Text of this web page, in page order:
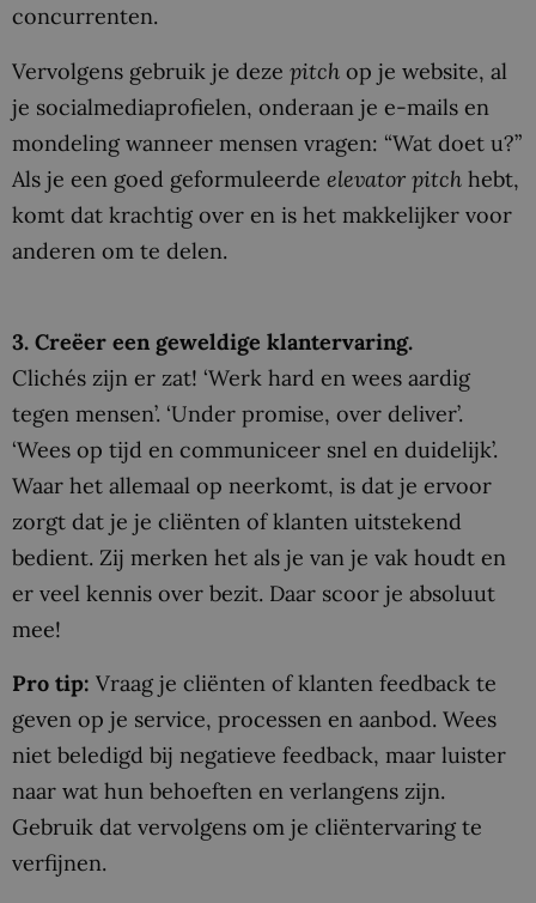
concurrenten.
Vervolgens gebruik je deze pitch op je website, al
je socialmediaprofielen, onderaan je e-mails en
mondeling wanneer mensen vragen: “Wat doet u?”
Als je een goed geformuleerde elevator pitch hebt,
komt dat krachtig over en is het makkelijker voor
anderen om te delen.
3. Creëer een geweldige klantervaring.
Clichés zijn er zat! ‘Werk hard en wees aardig
tegen mensen’. ‘Under promise, over deliver’.
‘Wees op tijd en communiceer snel en duidelijk’.
Waar het allemaal op neerkomt, is dat je ervoor
zorgt dat je je cliënten of klanten uitstekend
bedient. Zij merken het als je van je vak houdt en
er veel kennis over bezit. Daar scoor je absoluut
mee!
Pro tip: Vraag je cliënten of klanten feedback te
geven op je service, processen en aanbod. Wees
niet beledigd bij negatieve feedback, maar luister
naar wat hun behoeften en verlangens zijn.
Gebruik dat vervolgens om je cliëntervaring te
verfijnen.